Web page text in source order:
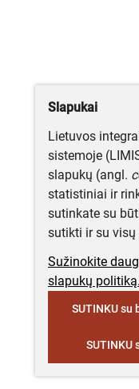
Slapukai
Lietuvos
sistemoje
slapukų (angl.
statistiniai ir
sutinkate su
sutikti ir su
Sužinokite
slapukų politiką.
SUTINKU
SUTINKU